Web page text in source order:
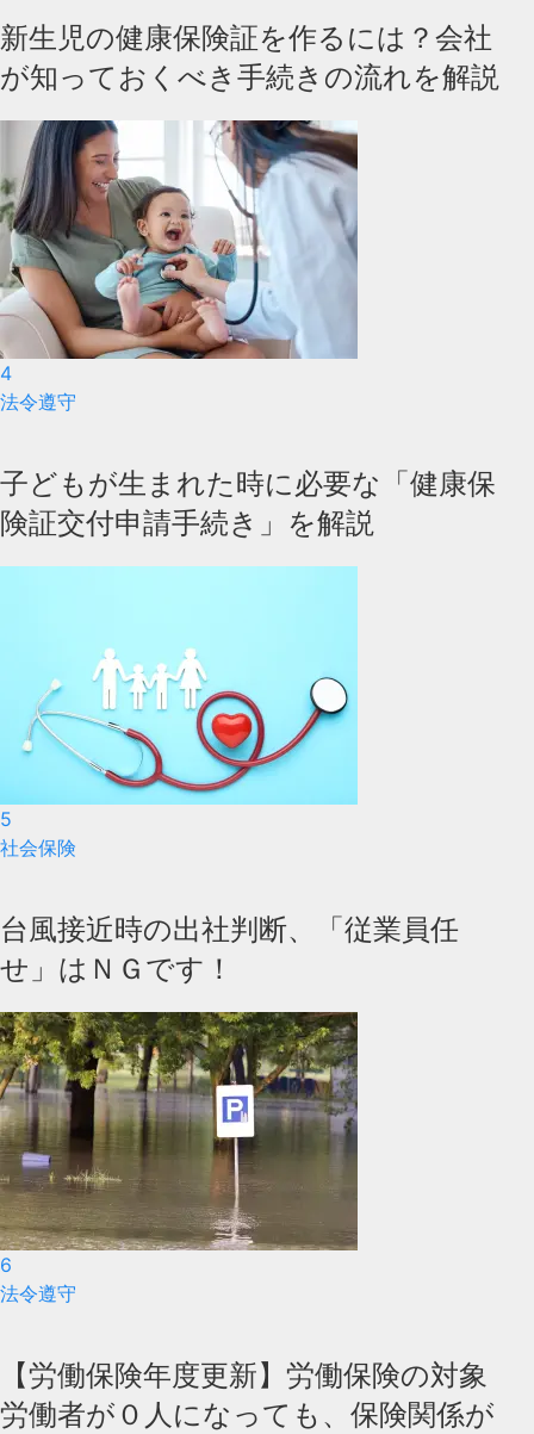
新生児の健康保険証を作るには？会社
が知っておくべき手続きの流れを解説
4
法令遵守
子どもが生まれた時に必要な「健康保
険証交付申請手続き」を解説
5
社会保険
台風接近時の出社判断、「従業員任
せ」はＮＧです！
6
法令遵守
【労働保険年度更新】労働保険の対象
労働者が０人になっても、保険関係が